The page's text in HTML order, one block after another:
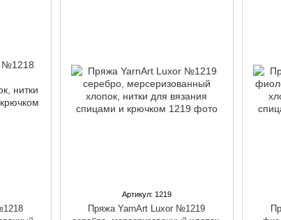
Артикул: 1219
Пряжа YarnArt Luxor №1219